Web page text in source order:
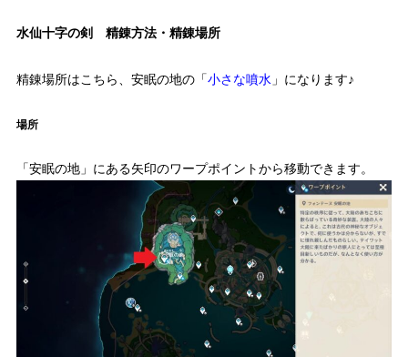
水仙十字の剣 精錬方法・精錬場所
精錬場所はこちら、安眠の地の「小さな噴水」になります♪
場所
「安眠の地」にある矢印のワープポイントから移動できます。